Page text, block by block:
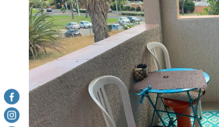
VOIR LE